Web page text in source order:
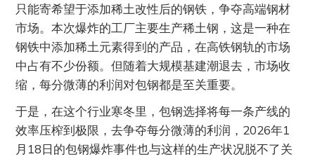
只能寄希望于添加稀土改性后的钢铁，争夺高端钢材
市场。本次爆炸的工厂主要生产稀土钢，这是一种在
钢铁中添加稀土元素得到的产品，在高铁钢轨的市场
中占有不少份额。但随着大规模基建潮退去，市场收
缩，每分微薄的利润对包钢都是至关重要。
于是，在这个行业寒冬里，包钢选择将每一条产线的
效率压榨到极限，去争夺每分微薄的利润，2026年1
月18日的包钢爆炸事件也与这样的生产状况脱不了关